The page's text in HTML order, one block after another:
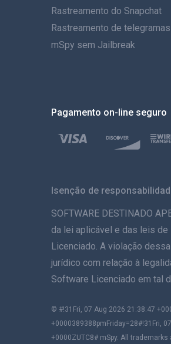
Rastreamento do Snapchat
Rastreamento de telegramas
mSpy sem Jailbreak
Pagamento on-line seguro
Isenção de
SOFTWARE DESTINADO
da lei aplicável e das leis
Licenciado. A violação
jurídico com relação à
Software Licenciado em tal
© #!31Fri, 07 Aug 2026 21:38:47
+0000389388pmFriday=28#!31Fri,
+0000ZUTC8# mSpy. All